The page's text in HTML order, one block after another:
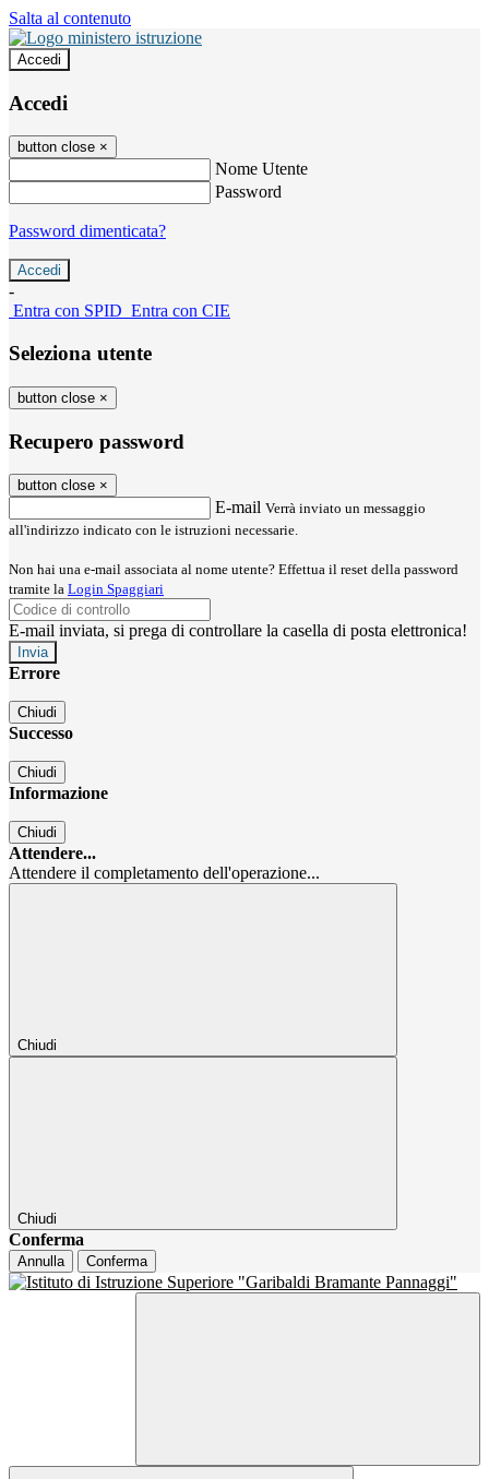
Salta al contenuto
Accedi
Accedi
button close ×
Nome Utente
Password
Password dimenticata?
-
Entra con SPID Entra con CIE
Seleziona utente
button close ×
Recupero password
button close ×
E-mail Verrà inviato un messaggio
all'indirizzo indicato con le istruzioni necessarie.
Non hai una e-mail associata al nome utente? Effettua il reset della password
tramite la Login Spaggiari
E-mail inviata, si prega di controllare la casella di posta elettronica!
Errore
Chiudi
Successo
Chiudi
Informazione
Chiudi
Attendere...
Attendere il completamento dell'operazione...
Chiudi
Chiudi
Conferma
Annulla Conferma